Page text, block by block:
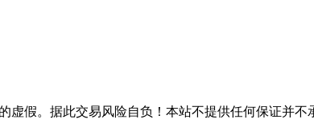
假。据此交易风险自负！本站不提供任何保证并不